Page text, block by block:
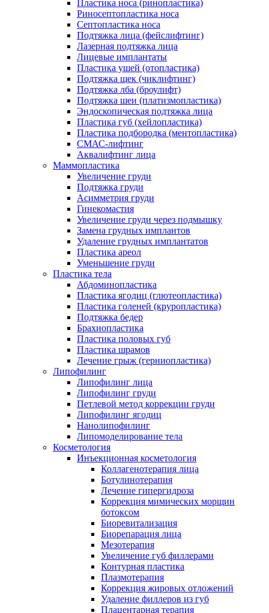
Пластика носа (ринопластика)
Риносептопластика носа
Септопластика носа
Подтяжка лица (фейслифтинг)
Лазерная подтяжка лица
Лицевые имплантаты
Пластика ушей (отопластика)
Подтяжка щек (чиклифтинг)
Подтяжка лба (броулифт)
Подтяжка шеи (платизмопластика)
Эндоскопическая подтяжка лица
Пластика губ (хейлопластика)
Пластика подбородка (ментопластика)
СМАС-лифтинг
Аквалифтинг лица
Маммопластика
Увеличение груди
Подтяжка груди
Асимметрия груди
Гинекомастия
Увеличение груди через подмышку
Замена грудных имплантов
Удаление грудных имплантатов
Пластика ареол
Уменьшение груди
Пластика тела
Абдоминопластика
Пластика ягодиц (глютеопластика)
Пластика голеней (круропластика)
Подтяжка бедер
Брахиопластика
Пластика половых губ
Пластика шрамов
Лечение грыж (герниопластика)
Липофилинг
Липофилинг лица
Липофилинг груди
Петлевой метод коррекции груди
Липофилинг ягодиц
Нанолипофилинг
Липомоделирование тела
Косметология
Инъекционная косметология
Коллагенотерапия лица
Ботулинотерапия
Лечение гипергидроза
Коррекция мимических морщин
ботоксом
Биоревитализация
Биорепарация лица
Мезотерапия
Увеличение губ филлерами
Контурная пластика
Плазмотерапия
Коррекция жировых отложений
Удаление филлеров из губ
Плацентарная терапия